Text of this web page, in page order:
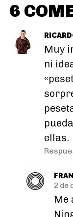
6
Muy
ni
ellas.
2 de
Me